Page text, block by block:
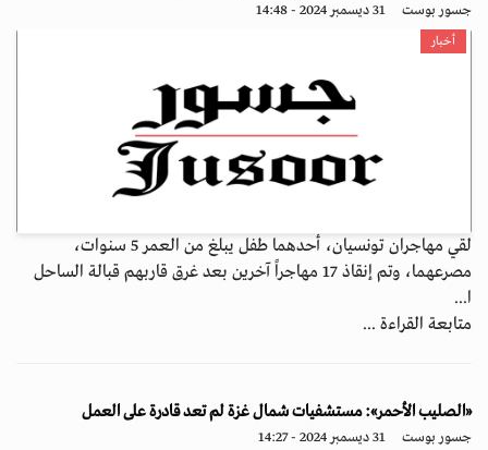
جسور بوست 31 ديسمبر 2024 - 14:48
أخبار
لقي مهاجران تونسيان، أحدهما طفل يبلغ من العمر 5 سنوات،
مصرعهما، وتم إنقاذ 17 مهاجراً آخرين بعد غرق قاربهم قبالة الساحل
ا...
متابعة القراءة ...
«الصليب الأحمر»: مستشفيات شمال غزة لم تعد قادرة على العمل
جسور بوست 31 ديسمبر 2024 - 14:27